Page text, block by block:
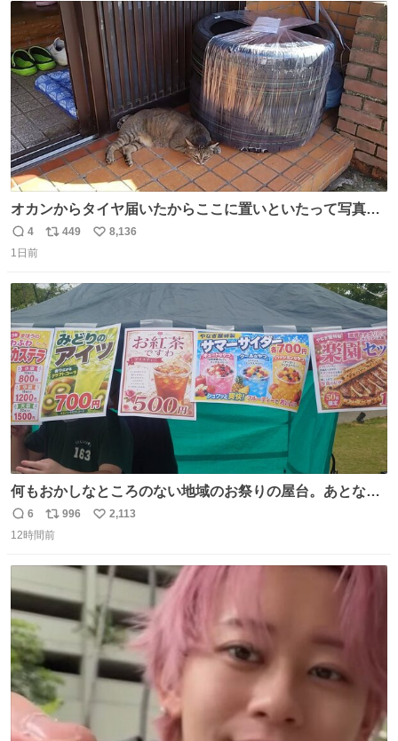
焼いてました👏（ええ笑顔や） #たこ焼きの日
ト
数
数
オカンからタイヤ届いたからここに置いといたって写真送
られてきたけど明らかに猫が邪魔くさそうな顔してて草
返
信
4
リ
ト
数
449
い
数
8,136
1日前
何もおかしなところのない地域のお祭りの屋台。あとなん
か割と聞き馴染みのあるBGMが流れてます #関広見まつり
#関広見まつり2026
返
信
6
リ
ポ
数
996
い
数
2,113
12時間前